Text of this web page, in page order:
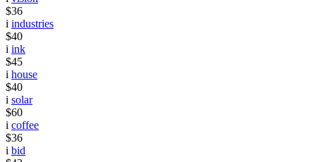
$36
i industries
$40
i ink
$45
i house
$40
i solar
$60
i coffee
$36
i bid